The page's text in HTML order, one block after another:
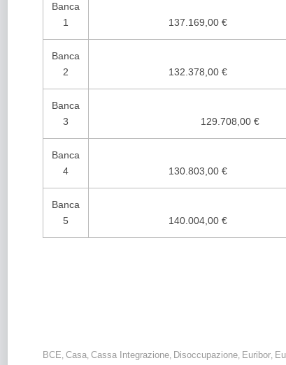
Banca
1
137.169,00 €
Banca
2
132.378,00 €
Banca
3
129.708,00 €
Banca
4
130.803,00 €
Banca
5
140.004,00 €
BCE, Casa, Cassa Integrazione, Disoccupazione, Euribor,